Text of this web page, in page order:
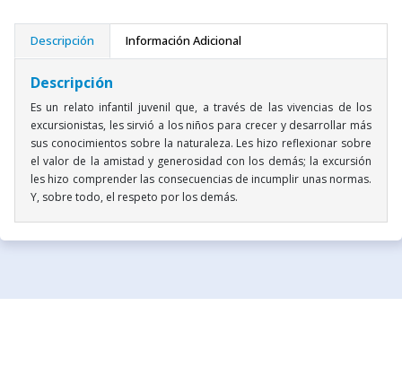
Descripción Información Adicional
Descripción
Es un relato infantil juvenil que, a través de las vivencias de los
excursionistas, les sirvió a los niños para crecer y desarrollar más
sus conocimientos sobre la naturaleza. Les hizo reflexionar sobre
el valor de la amistad y generosidad con los demás; la excursión
les hizo comprender las consecuencias de incumplir unas normas.
Y, sobre todo, el respeto por los demás.